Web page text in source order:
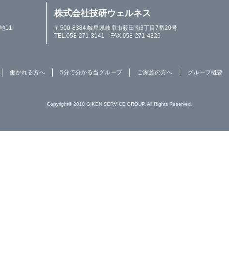
11
株式会社技研ウェルネス
〒500-8384 岐阜県岐阜市薮田南3丁目7番20号
TEL.058-271-3141 FAX.058-271-4326
働かれる方へ 5分で分かる当グループ ご家族の方へ グループ概要
Copyright© 2018 GIKEN SERVICE GROUP. All Rights Reserved.